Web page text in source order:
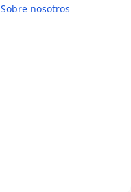
Sobre nosotros